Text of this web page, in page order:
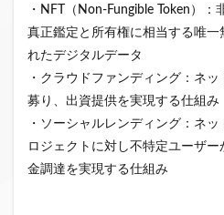
・NFT（Non-Fungible Token）：
真正鑑定と所有権に相当する唯一
れたデジタルデータ
・クラウドファンディング：ネ
募り、出資提供を実現する仕組み
・ソーシャルレンディング：ネ
ロジェクトに対し不特定ユーザ
金調達を実現する仕組み